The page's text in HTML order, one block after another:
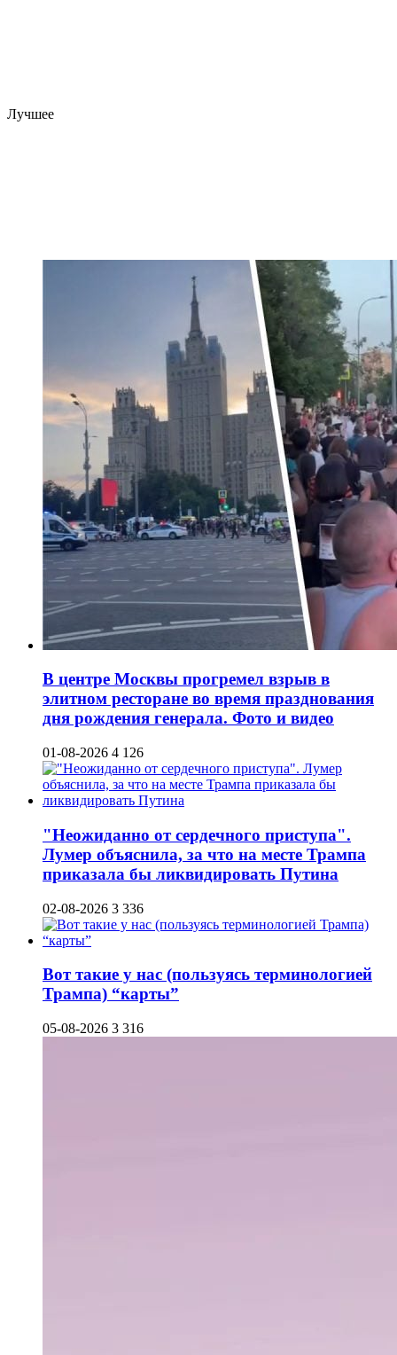
Лучшее
В центре Москвы прогремел взрыв в
элитном ресторане во время празднования
дня рождения генерала. Фото и видео
01-08-2026 4 126
"Неожиданно от сердечного приступа".
Лумер объяснила, за что на месте Трампа
приказала бы ликвидировать Путина
02-08-2026 3 336
Вот такие у нас (пользуясь терминологией
Трампа) “карты”
05-08-2026 3 316